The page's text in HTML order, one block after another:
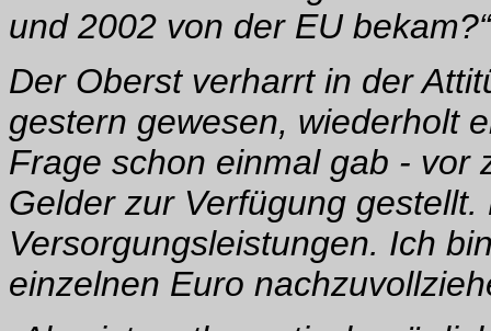
und 2002 von der EU bekam?“
Der Oberst verharrt in der
gestern gewesen, wiederholt
Frage schon einmal gab - vor
Gelder zur Verfügung
Versorgungsleistungen. Ich
einzelnen Euro